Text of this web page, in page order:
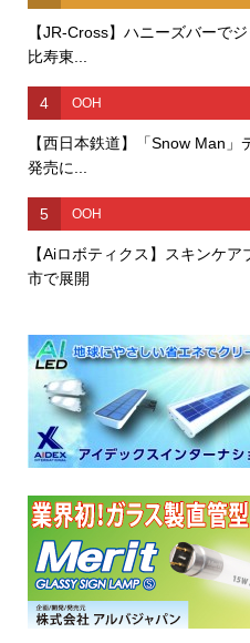
【JR-Cross】ハニーズバーで
比寿東...
4 OOH
【西日本鉄道】「Snow Man
発売に...
5 OOH
【Aiロボティクス】スキンケ
市で展開